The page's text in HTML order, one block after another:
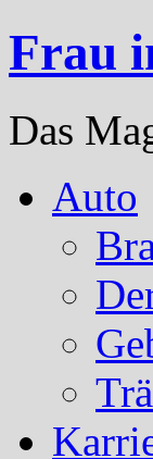
Frau
Das
Auto